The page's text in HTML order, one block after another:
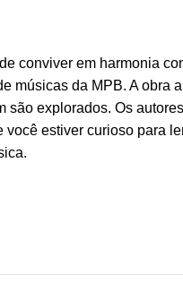
conviver em harmonia
da MPB. A obra
explorados. Os
estiver curioso para